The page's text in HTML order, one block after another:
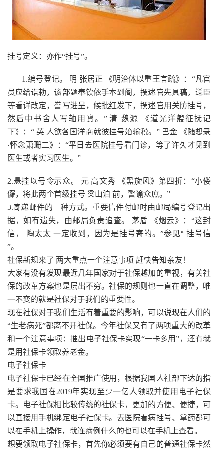
挂号定义：亦作“挂号”。
1.编号登记。 明 张居正 《明治体以重王言疏》：“凡官
员应给诰勅，该部题奉钦依手本到阁，撰述官先具稿，送臣
等看详改定，誊写进呈，候批红发下，撰述官用关防挂号，
然后中书舍人写轴用寳。” 清 魏源 《道光洋艘征抚记
下》：“ 英 人欲各国洋商就彼挂号始输税。” 巴金 《随想录
·怀念萧珊二》：“平日去医院挂号看门诊，等了许久才见到
医生或者实习医生。”
2.悬挂以号令示众。 元 高文秀 《黑旋风》第四折：“小偻
儸，将此两个首级挂号 梁山泊 前，警谕众庶。”
3.寄递邮件的一种方式。重要信件付邮时由邮局编号登记出
据，如有遗失，由邮局负责追查。 茅盾 《烟云》：“这封
信， 陶太太 一定收到，因为是挂号寄的。”参见“ 挂号信
”。
社保新规来了 两大重点一个注意事项 赶快告知亲友！
大家有没有发现最近几年国家对于社保越加的重视，有关社
保的改革方案也是层出不穷。社保的规则也一直在调整，唯
一不变的就是社保对于我们的重要性。
现在社保对于我们生活有着重要的影响，可以说现在人们的
“生老病死”都离不开社保。今年社保又有了两项重大的改革
和一个注意事项：推出电子社保卡实现“一卡多用”，还有就
是用社保卡领取养老金。
电子社保卡
电子社保卡已经在全国推广使用，根据我国人社部下达的指
是要求我国在2019年实现至少一亿人领取并使用电子社保
卡。电子社保相比较传统的社保卡，更加的方便、便捷，可
以直接用手机绑定电子社保卡。去医院看病挂号、拿药都可
以在手机上操作，就连病例什么的也可以在手机上查看。
想要领取电子社保卡，首先你必须要有自己的普通社保卡然